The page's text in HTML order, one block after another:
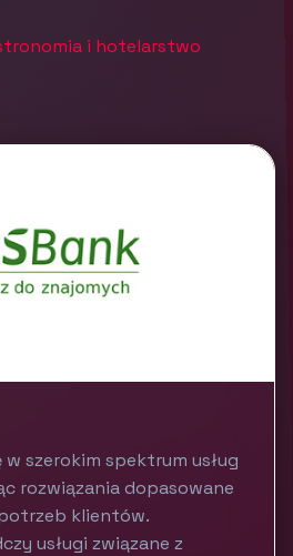
i hotelarstwo
w szerokim spektrum usług
rozwiązania dopasowane
klientów.
usługi związane z